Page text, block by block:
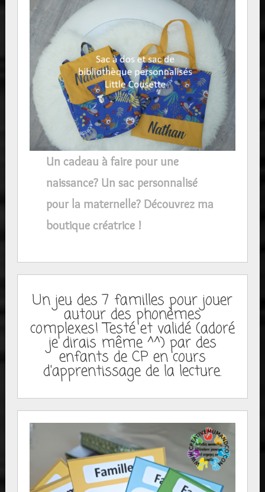
Un cadeau à faire pour une
naissance? Un sac personnalisé
pour la maternelle? Découvrez ma
boutique créatrice !
Un jeu des 7 familles pour jouer
autour des phonèmes
complexes! Testé et validé (adoré
je dirais même ^^) par des
enfants de CP en cours
d'apprentissage de la lecture.